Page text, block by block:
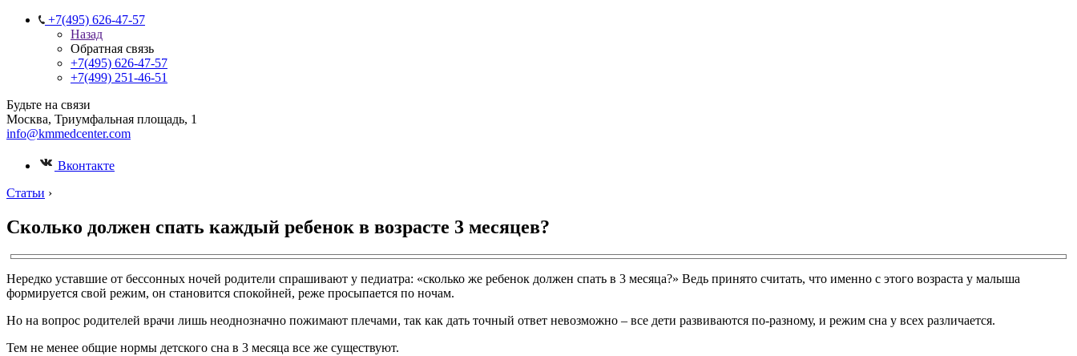
+7(495) 626-47-57
Назад
Обратная связь
+7(495) 626-47-57
+7(499) 251-46-51
Будьте на связи
Москва, Триумфальная площадь, 1
info@kmmedcenter.com
Вконтакте
Статьи ›
Сколько должен спать каждый ребенок в возрасте 3 месяцев?
Нередко уставшие от бессонных ночей родители спрашивают у педиатра: «сколько же ребенок должен спать в 3 месяца?» Ведь принято считать, что именно с этого возраста у малыша
формируется свой режим, он становится спокойней, реже просыпается по ночам.
Но на вопрос родителей врачи лишь неоднозначно пожимают плечами, так как дать точный ответ невозможно – все дети развиваются по-разному, и режим сна у всех различается.
Тем не менее общие нормы детского сна в 3 месяца все же существуют.